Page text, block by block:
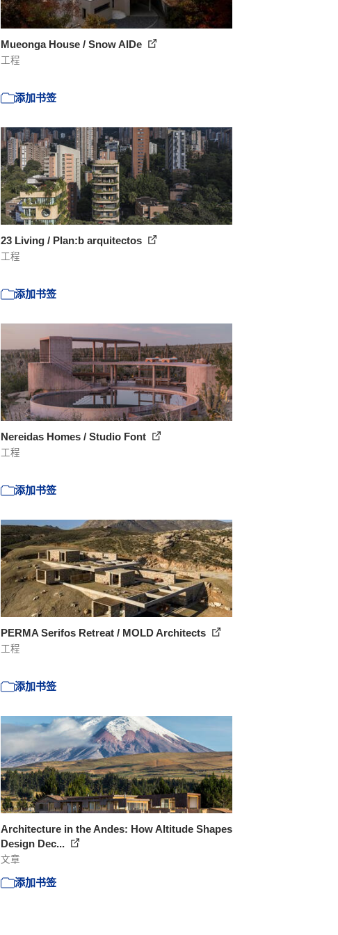
Mueonga House / Snow AIDe
工程
添加书签
23 Living / Plan:b arquitectos
工程
添加书签
Nereidas Homes / Studio Font
工程
添加书签
PERMA Serifos Retreat / MOLD Architects
工程
添加书签
Architecture in the Andes: How Altitude Shapes
Design Dec...
文章
添加书签